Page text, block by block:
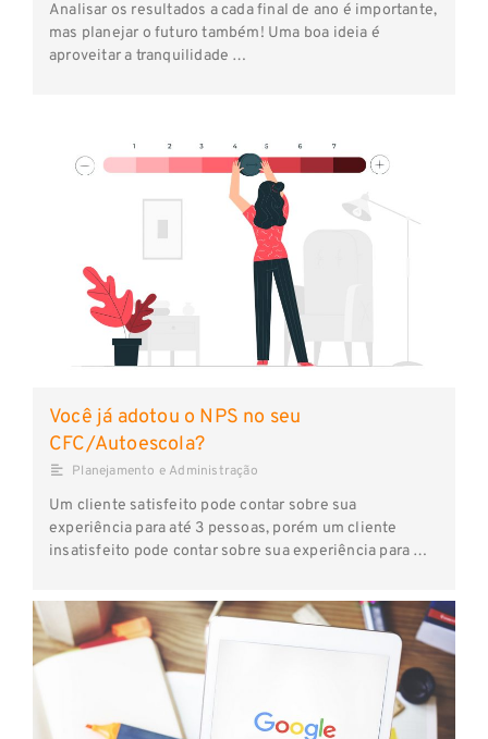
Analisar os resultados a cada final de ano é importante,
mas planejar o futuro também! Uma boa ideia é
aproveitar a tranquilidade …
Você já adotou o NPS no seu
CFC/Autoescola?
Planejamento e Administração
Um cliente satisfeito pode contar sobre sua
experiência para até 3 pessoas, porém um cliente
insatisfeito pode contar sobre sua experiência para …